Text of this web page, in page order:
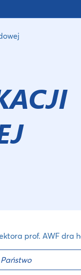
prof. AWF dra